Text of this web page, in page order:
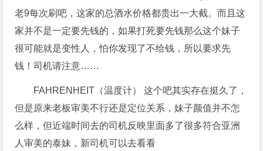
老9每次刷吧，这家的总酒水价格都贵出一大截。而且这
家并不是一定要先钱的，如果打死要先钱那么这个妹子
很可能就是变性人，怕你发现了不给钱，所以要求先
钱！司机请注意……
FAHRENHEIT（温度计） 这个吧其实存在挺久了，
但是原来老板审美不行还是定位关系，妹子颜值并不怎
么样，但近端时间去的司机反映里面多了很多符合亚洲
人审美的泰妹，新司机可以去看看